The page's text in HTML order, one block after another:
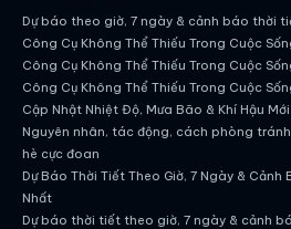
Dự báo theo giờ, 7 ngày & cảnh báo thời
Công Cụ Không Thể Thiếu Trong Cuộc
Công Cụ Không Thể Thiếu Trong Cuộc
Công Cụ Không Thể Thiếu Trong Cuộc
Cập Nhật Nhiệt Độ, Mưa Bão & Khí Hậu
Nguyên nhân, tác động, cách phòng
hè cực đoan
Dự Báo Thời Tiết Theo Giờ, 7 Ngày &
Nhất
Dự báo thời tiết theo giờ, 7 ngày & cảnh